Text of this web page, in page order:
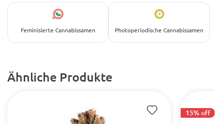
Feminisierte Cannabissamen Photoperiodische Cannabissamen
Ähnliche Produkte
15% off